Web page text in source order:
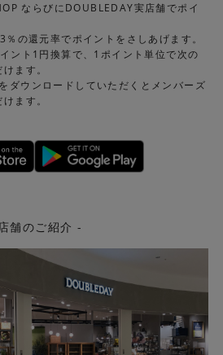
ならびにDOUBLEDAY実店舗でポイ
の還元率でポイントをさしあげます。
ント1円換算で、1ポイント単位で次の
ます。
ダウンロードしていただくとメンバーズ
ます。
舗のご紹介 -